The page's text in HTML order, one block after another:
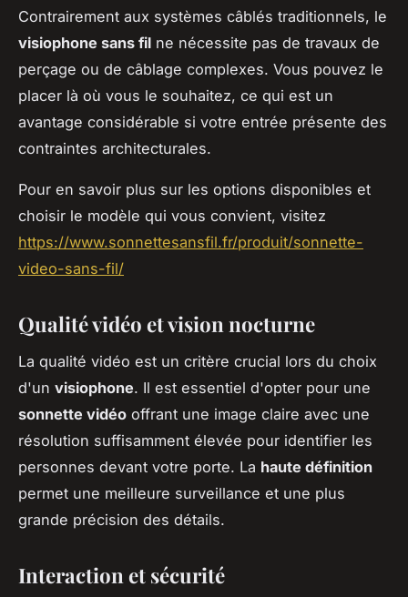
Contrairement aux systèmes câblés traditionnels, le
visiophone sans fil ne nécessite pas de travaux de
perçage ou de câblage complexes. Vous pouvez le
placer là où vous le souhaitez, ce qui est un
avantage considérable si votre entrée présente des
contraintes architecturales.
Pour en savoir plus sur les options disponibles et
choisir le modèle qui vous convient, visitez
https://www.sonnettesansfil.fr/produit/sonnette-
video-sans-fil/
Qualité vidéo et vision nocturne
La qualité vidéo est un critère crucial lors du choix
d'un visiophone. Il est essentiel d'opter pour une
sonnette vidéo offrant une image claire avec une
résolution suffisamment élevée pour identifier les
personnes devant votre porte. La haute définition
permet une meilleure surveillance et une plus
grande précision des détails.
Interaction et sécurité